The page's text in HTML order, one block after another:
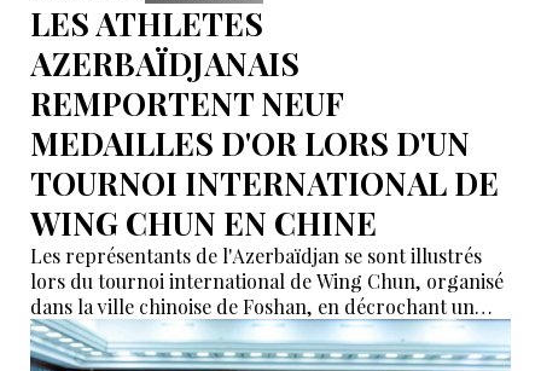
LES ATHLETES
AZERBAÏDJANAIS
REMPORTENT NEUF
MEDAILLES D'OR LORS D'UN
TOURNOI INTERNATIONAL DE
WING CHUN EN CHINE
Les représentants de l'Azerbaïdjan se sont illustrés
lors du tournoi international de Wing Chun, organisé
dans la ville chinoise de Foshan, en décrochant un
total de neuf médailles d'or, selon des informations
relayées par İdman.Biz.